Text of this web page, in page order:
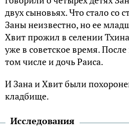
двух сыновьях. Что стало со
Заны неизвестно, но ее
Хвит прожил в селении
уже в советское время. После
том числе и дочь Раиса.
И Зана и Хвит были
кладбище.
Исследования